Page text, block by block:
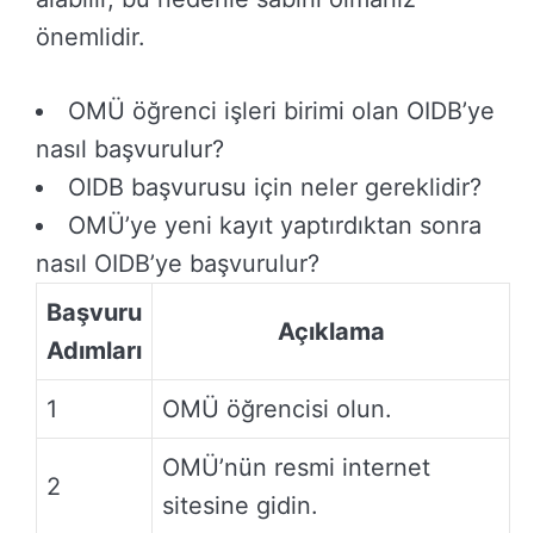
önemlidir.
OMÜ öğrenci işleri birimi olan OIDB’ye
nasıl başvurulur?
OIDB başvurusu için neler gereklidir?
OMÜ’ye yeni kayıt yaptırdıktan sonra
nasıl OIDB’ye başvurulur?
Başvuru
Adımları
Açıklama
1 OMÜ öğrencisi olun.
2
OMÜ’nün resmi internet
sitesine gidin.